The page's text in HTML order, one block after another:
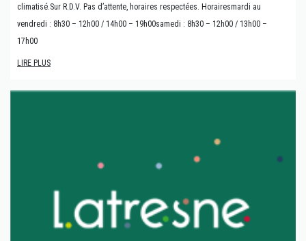
climatisé.Sur R.D.V. Pas d’attente, horaires respectées. Horairesmardi au
vendredi : 8h30 – 12h00 / 14h00 – 19h00samedi : 8h30 – 12h00 / 13h00 –
17h00
LIRE PLUS